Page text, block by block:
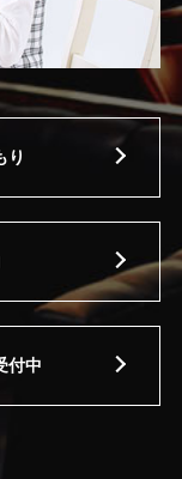
り
付中